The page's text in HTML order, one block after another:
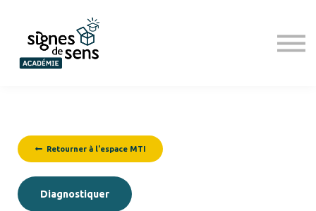
Programmes d'inclusion
Retourner à l'espace MTI
Diagnostiquer